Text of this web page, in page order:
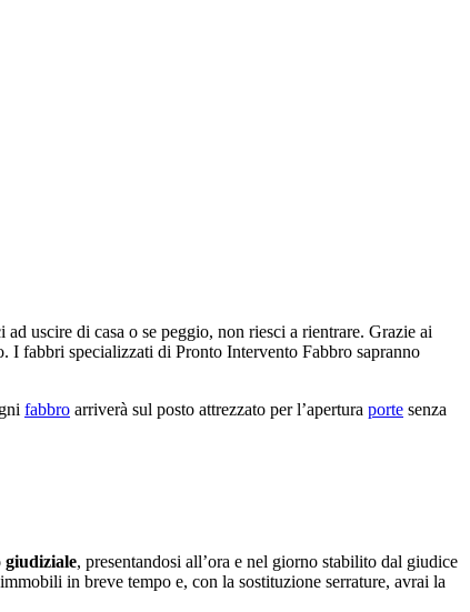
uscire di casa o se peggio, non riesci a rientrare. Grazie ai
I fabbri specializzati di Pronto Intervento Fabbro sapranno
fabbro arriverà sul posto attrezzato per l’apertura porte senza
giudiziale, presentandosi all’ora e nel giorno stabilito dal giudice
in breve tempo e, con la sostituzione serrature, avrai la